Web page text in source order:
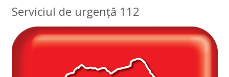
Serviciul de urgență 112